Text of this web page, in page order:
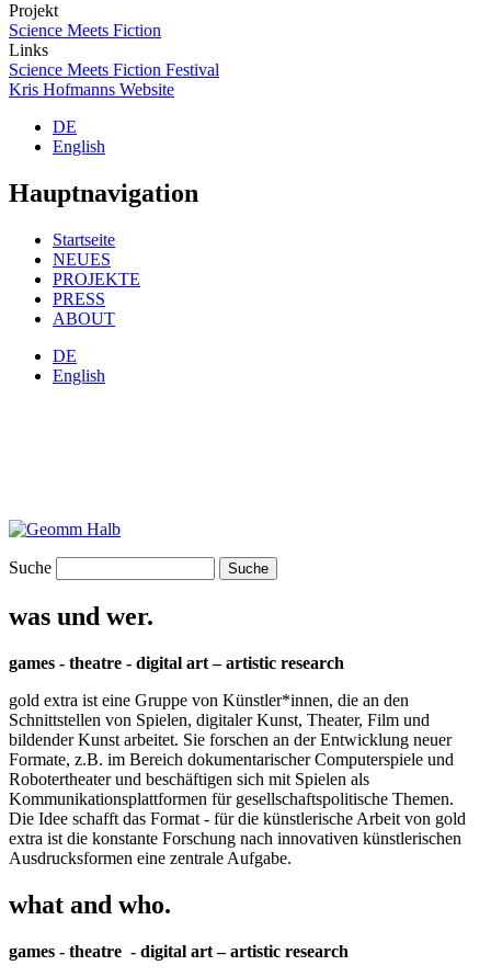
Projekt
Science Meets Fiction
Links
Science Meets Fiction Festival
Kris Hofmanns Website
DE
English
Hauptnavigation
Startseite
NEUES
PROJEKTE
PRESS
ABOUT
DE
English
Suche
was und wer.
games - theatre - digital art – artistic research
gold extra ist eine Gruppe von Künstler*innen, die an den
Schnittstellen von Spielen, digitaler Kunst, Theater, Film und
bildender Kunst arbeitet. Sie forschen an der Entwicklung neuer
Formate, z.B. im Bereich dokumentarischer Computerspiele und
Robotertheater und beschäftigen sich mit Spielen als
Kommunikationsplattformen für gesellschaftspolitische Themen.
Die Idee schafft das Format - für die künstlerische Arbeit von gold
extra ist die konstante Forschung nach innovativen künstlerischen
Ausdrucksformen eine zentrale Aufgabe.
what and who.
games - theatre - digital art – artistic research